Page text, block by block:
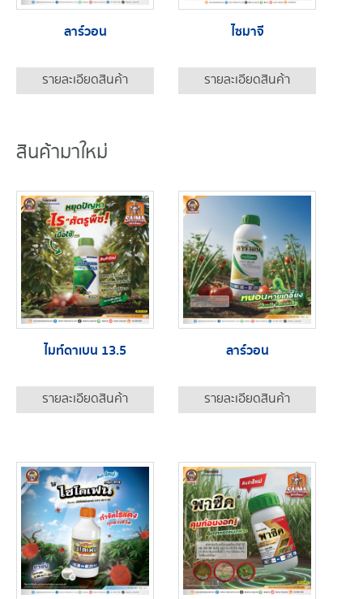
ลาร์วอน
รายละเอียดสินค้า
ไซมาจี
รายละเอียดสินค้า
สินค้ามาใหม่
ไมท์ดาเบน 13.5
รายละเอียดสินค้า
ลาร์วอน
รายละเอียดสินค้า